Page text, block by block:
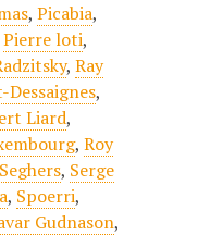
,Picabia,
Pierre loti,
,Ray
Dessaignes,
Liard,
,Roy
Seghers, Serge
, Spoerri,
Gudnason,